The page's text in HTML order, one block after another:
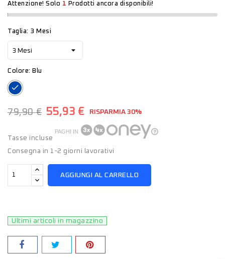
Attenzione! Solo 1 Prodotti ancora disponibili!
Taglia: 3 Mesi
Colore: Blu
Blu
79,90 € 55,93 € RISPARMIA 30%
Tasse incluse
PAGHI IN
Consegna in 1-2 giorni lavorativi
AGGIUNGI AL CARRELLO
Ultimi articoli in magazzino